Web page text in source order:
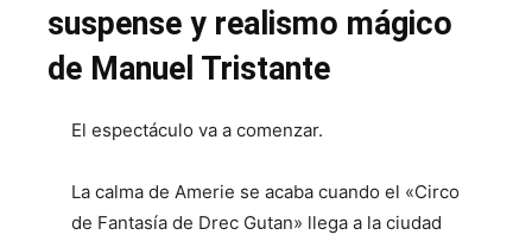
suspense y realismo mágico
de Manuel Tristante
El espectáculo va a comenzar.
La calma de Amerie se acaba cuando el «Circo
de Fantasía de Drec Gutan» llega a la ciudad